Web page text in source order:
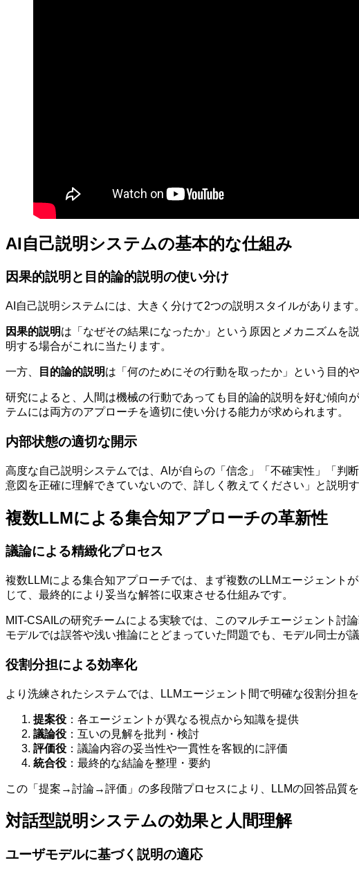
AI自己説明システムの基本的な仕組み
因果的説明と目的論的説明の使い分け
AI自己説明システムには、大きく分けて2つの説明スタイルがあります。
因果的説明は「なぜその結果になったか」という原因とメカニズムを
明する場合がこれに当たります。
一方、 目的論的説明は「何のためにその行動を取ったか」という目的
研究によると、人間は機械の行動であっても目的論的説明を好む傾向
テムには両方のアプローチを適切に使い分ける能力が求められます。
内部状態の適切な開示
高度な自己説明システムでは、AIが自らの「信念」「不確実性」「判
意図を正確に理解できていないので、詳しく教えてください」と説明
複数LLMによる集合知アプローチの革新性
議論による精緻化プロセス
複数LLMによる集合知アプローチでは、まず複数のLLMエージェント
じて、最終的により妥当な解答に収束させる仕組みです。
MIT-CSAILの研究チームによる実験では、このマルチエージェント討
モデルでは誤答や浅い推論にとどまっていた問題でも、モデル同士が
役割分担による効率化
より洗練されたシステムでは、LLMエージェント間で明確な役割分担
提案役 ：各エージェントが異なる視点から知識を提供
議論役 ：互いの見解を批判・検討
評価役 ：議論内容の妥当性や一貫性を客観的に評価
統合役 ：最終的な結論を整理・要約
この「提案→討論→評価」の多段階プロセスにより、LLMの回答品質
対話型説明システムの効果と人間理解
ユーザモデルに基づく説明の適応